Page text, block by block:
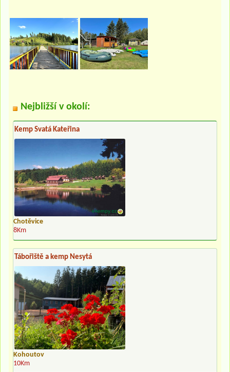
Nejbližší v okolí:
Kemp Svatá Kateřina
Chotěvice
8Km
Tábořiště a kemp Nesytá
Kohoutov
10Km